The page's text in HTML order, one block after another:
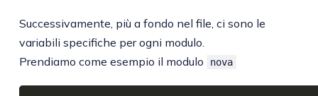
Successivamente, più a fondo nel file, ci sono le
variabili specifiche per ogni modulo.
Prendiamo come esempio il modulo
nova